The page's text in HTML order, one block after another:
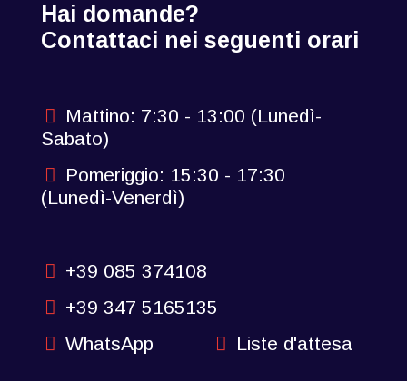
Hai domande?
Contattaci nei seguenti orari
Mattino: 7:30 - 13:00 (Lunedì-
Sabato)
Pomeriggio: 15:30 - 17:30
(Lunedì-Venerdì)
+39 085 374108
+39 347 5165135
WhatsApp
Liste d'attesa